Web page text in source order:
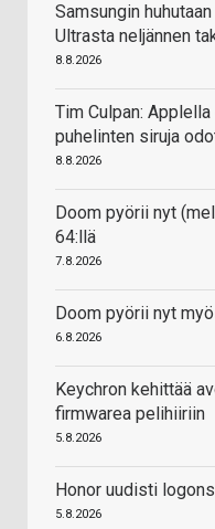
Samsungin
Ultrasta neljännen
8.8.2026
Tim Culpan:
puhelinten siruja
8.8.2026
Doom pyörii nyt
64:llä
7.8.2026
Doom pyörii nyt
6.8.2026
Keychron kehittää
firmwarea pelihiiriin
5.8.2026
Honor uudisti
5.8.2026